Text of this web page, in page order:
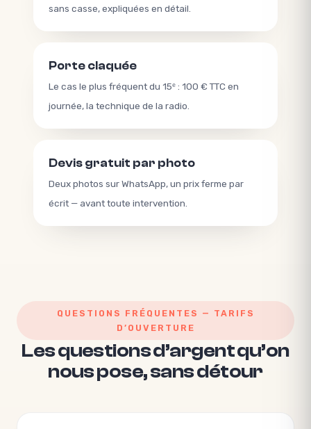
sans casse, expliquées en détail.
Porte claquée
Le cas le plus fréquent du 15ᵉ : 100 € TTC en
journée, la technique de la radio.
Devis gratuit par photo
Deux photos sur WhatsApp, un prix ferme par
écrit — avant toute intervention.
QUESTIONS FRÉQUENTES — TARIFS
D’OUVERTURE
Les questions d’argent qu’on
nous pose, sans détour